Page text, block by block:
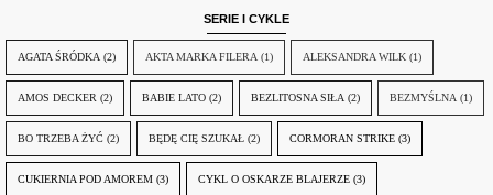
SERIE I CYKLE
AGATA ŚRÓDKA (2) AKTA MARKA FILERA (1) ALEKSANDRA WILK (1)
AMOS DECKER (2) BABIE LATO (2) BEZLITOSNA SIŁA (2) BEZMYŚLNA (1)
BO TRZEBA ŻYĆ (2) BĘDĘ CIĘ SZUKAŁ (2) CORMORAN STRIKE (3)
CUKIERNIA POD AMOREM (3) CYKL O OSKARZE BLAJERZE (3)